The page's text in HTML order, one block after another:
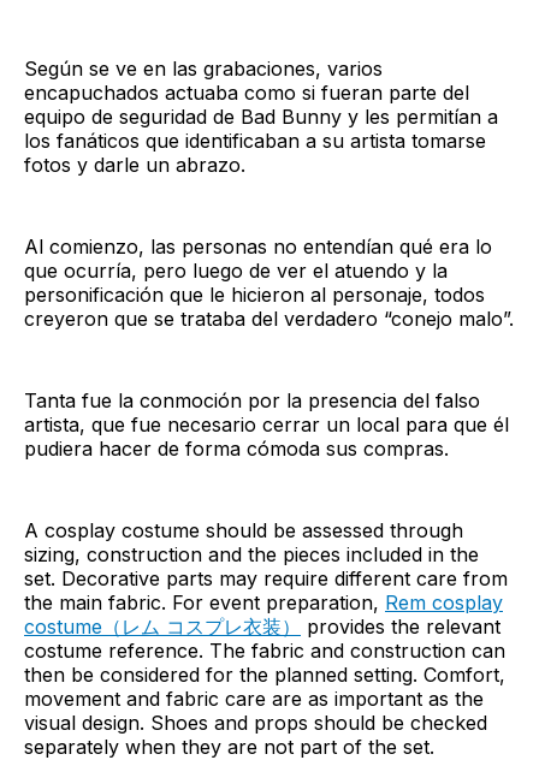
Según se ve en las grabaciones, varios
encapuchados actuaba como si fueran parte del
equipo de seguridad de Bad Bunny y les permitían a
los fanáticos que identificaban a su artista tomarse
fotos y darle un abrazo.
Al comienzo, las personas no entendían qué era lo
que ocurría, pero luego de ver el atuendo y la
personificación que le hicieron al personaje, todos
creyeron que se trataba del verdadero “conejo malo”.
Tanta fue la conmoción por la presencia del falso
artista, que fue necesario cerrar un local para que él
pudiera hacer de forma cómoda sus compras.
A cosplay costume should be assessed through
sizing, construction and the pieces included in the
set. Decorative parts may require different care from
the main fabric. For event preparation, Rem cosplay
costume（レム コスプレ衣装）
provides the relevant
costume reference. The fabric and construction can
then be considered for the planned setting. Comfort,
movement and fabric care are as important as the
visual design. Shoes and props should be checked
separately when they are not part of the set.